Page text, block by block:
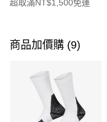
超取滿NT$1,500免運
信用卡一次付款
3 期 0 利率 每期
合作金庫商業銀行
華南商業銀行
商品加價購 (9)